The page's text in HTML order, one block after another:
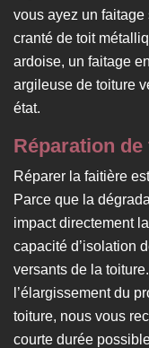
vous ayez un
cranté de toit
ardoise, un faitage
argileuse de toiture
état.
Réparation
Réparer la faitière
Parce que la
impact directement
capacité d’isolation
versants de la
l’élargissement du
toiture, nous vous
courte durée